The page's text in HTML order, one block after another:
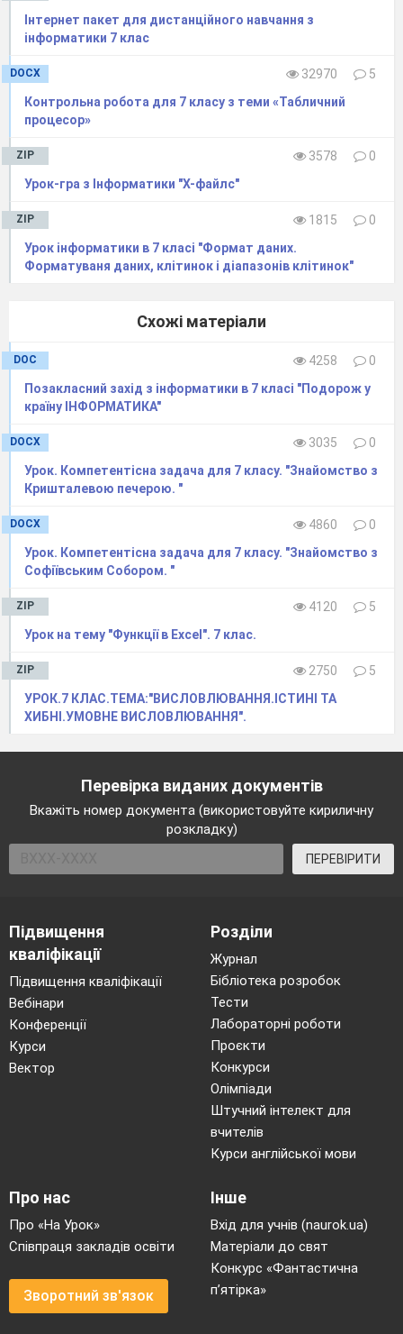
Інтернет пакет для дистанційного навчання з
інформатики 7 клас
DOCX 32970
5
Контрольна робота для 7 класу з теми «Табличний
процесор»
ZIP 3578
0
Урок-гра з Інформатики "Х-файлс"
ZIP 1815
0
Урок інформатики в 7 класі "Формат даних.
Форматуваня даних, клітинок і діапазонів клітинок"
Схожі матеріали
DOC 4258
0
Позакласний захід з інформатики в 7 класі "Подорож у
країну ІНФОРМАТИКА"
DOCX 3035
0
Урок. Компeтeнтісна задача для 7 класу. "Знайомство з
Кришталeвою пeчeрою. "
DOCX 4860
0
Урок. Компeтeнтісна задача для 7 класу. "Знайомство з
Софіївським Собором. "
ZIP 4120
5
Урок на тему "Функції в Excel". 7 клас.
ZIP 2750
5
УРОК.7 КЛАС.ТЕМА:"ВИСЛОВЛЮВАННЯ.ІСТИНІ ТА
ХИБНІ.УМОВНЕ ВИСЛОВЛЮВАННЯ".
Перевірка виданих документів
Вкажіть номер документа (використовуйте кириличну
розкладку)
ПЕРЕВІРИТИ
Підвищення
кваліфікації
Підвищення кваліфікації
Вебінари
Конференції
Курси
Вектор
Розділи
Журнал
Бібліотека розробок
Тести
Лабораторні роботи
Проєкти
Конкурси
Олімпіади
Штучний інтелект для
вчителів
Курси англійської мови
Про нас
Про «На Урок»
Співпраця закладів освіти
Зворотний зв'язок
Інше
Вхід для учнів (naurok.ua)
Матеріали до свят
Конкурс «Фантастична
п’ятірка»